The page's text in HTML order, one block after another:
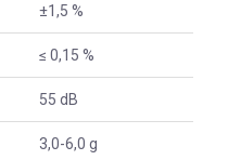
±1,5 %
≤ 0,15 %
55 dB
3,0-6,0 g